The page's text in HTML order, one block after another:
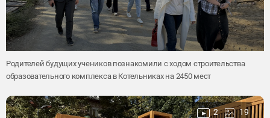
Родителей будущих учеников познакомили с ходом строительства
образовательного комплекса в Котельниках на 2450 мест
2 19